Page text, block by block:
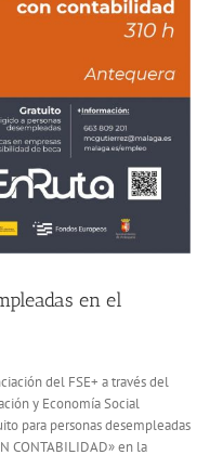
en el
del FSE+ a través del
y Economía Social
para personas desempleadas
CONTABILIDAD» en la